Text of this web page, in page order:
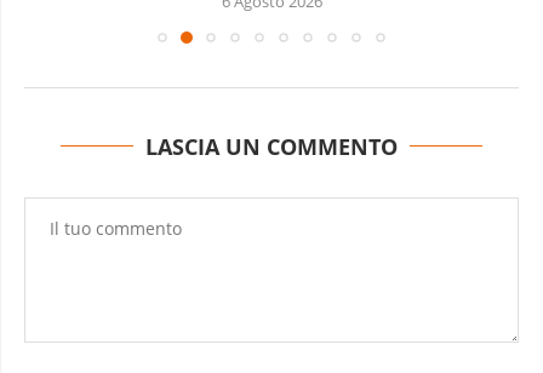
LASCIA UN COMMENTO